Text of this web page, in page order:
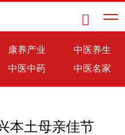

康养产业
中医养生
中医中药 中医名家
本土母亲佳节